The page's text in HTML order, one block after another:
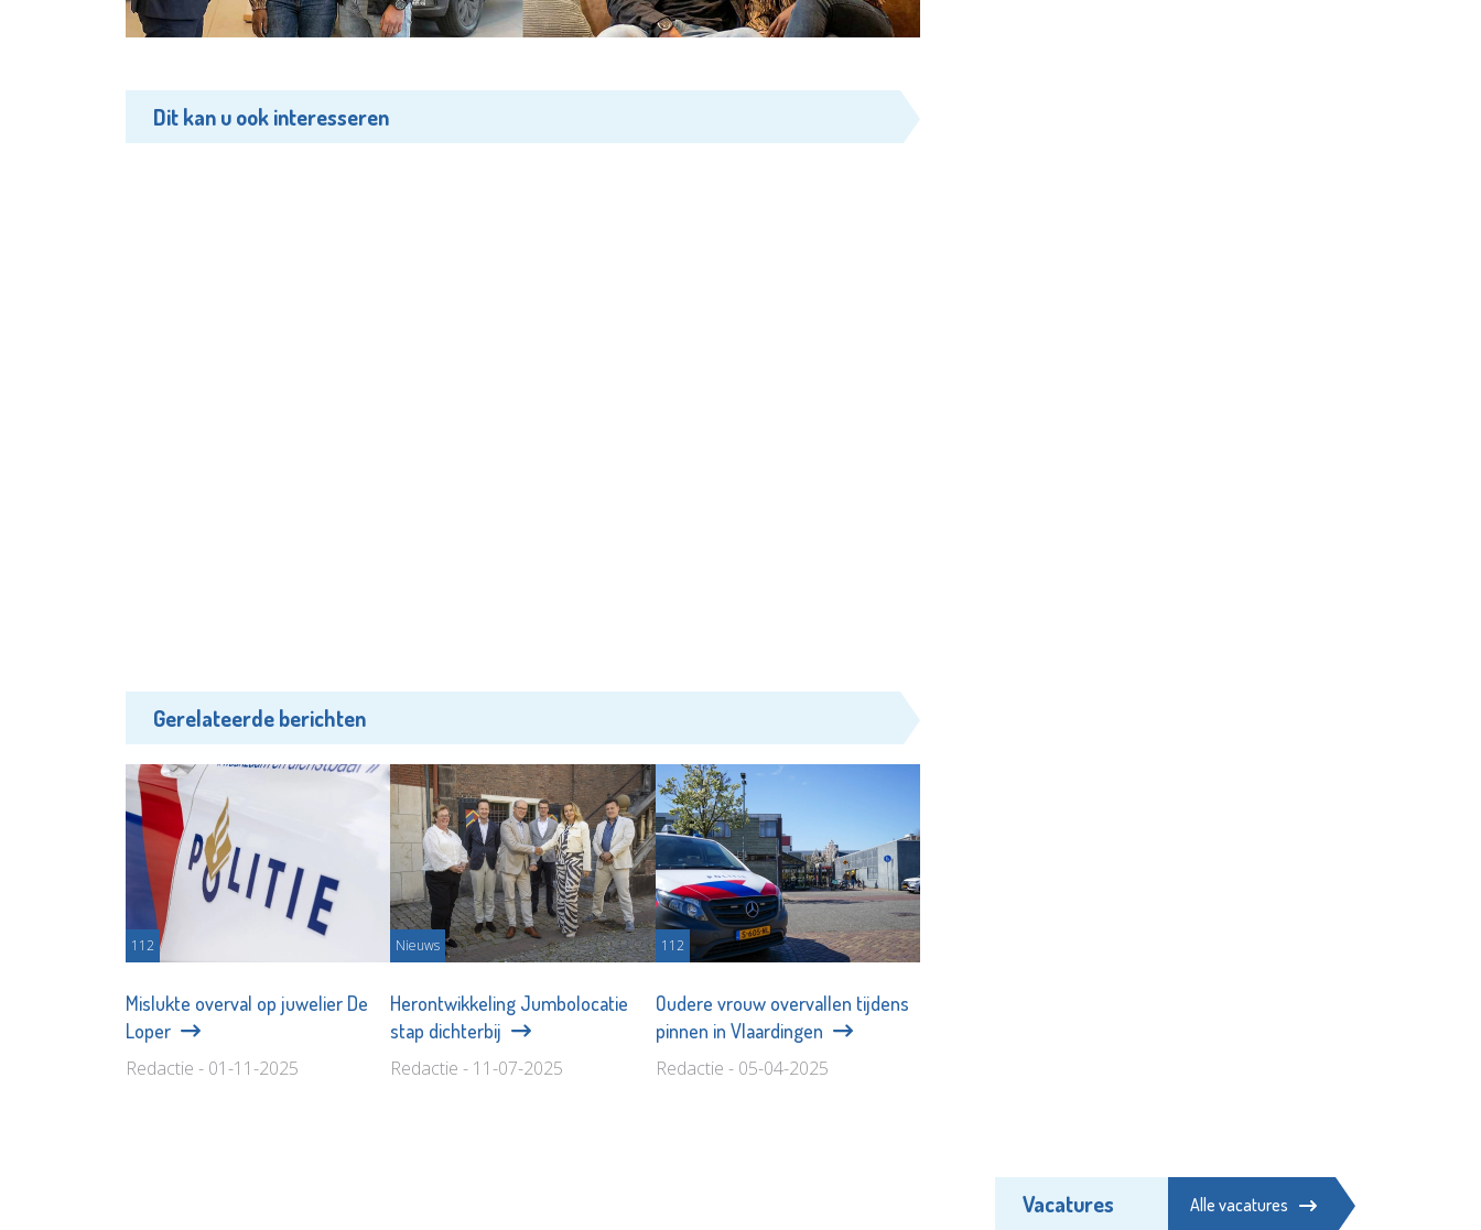
Dit kan u ook interesseren
Gerelateerde berichten
112
Mislukte overval op juwelier De
Loper
Redactie - 01-11-2025
Nieuws
Herontwikkeling Jumbolocatie
stap dichterbij
Redactie - 11-07-2025
112
Oudere vrouw overvallen tijdens
pinnen in Vlaardingen
Redactie - 05-04-2025
Vacatures Alle vacatures